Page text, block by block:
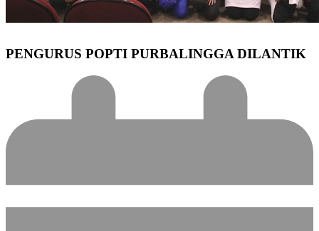
PENGURUS POPTI PURBALINGGA DILANTIK